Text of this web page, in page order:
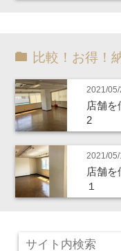
比較！お得！
2021/05/
店舗
2
2021/05/
店舗
１